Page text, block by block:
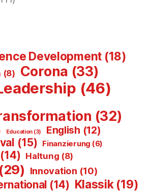
Development (18)
(8) Corona (33)
(46)
(32)
Education (3) English (12)
(15) Finanzierung (6)
Haltung (8)
(29) Innovation (10)
(14) Klassik(19)